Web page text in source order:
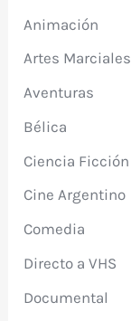
Animación
Artes Marciales
Aventuras
Bélica
Ciencia Ficción
Cine Argentino
Comedia
Directo a VHS
Documental